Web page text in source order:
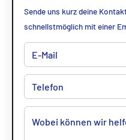
Sende uns kurz deine
schnellstmöglich mit einer